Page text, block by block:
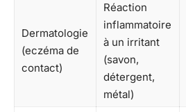
Dermatologie
(eczéma de
contact)
Réaction
inflammatoire
à un irritant
(savon,
détergent,
métal)